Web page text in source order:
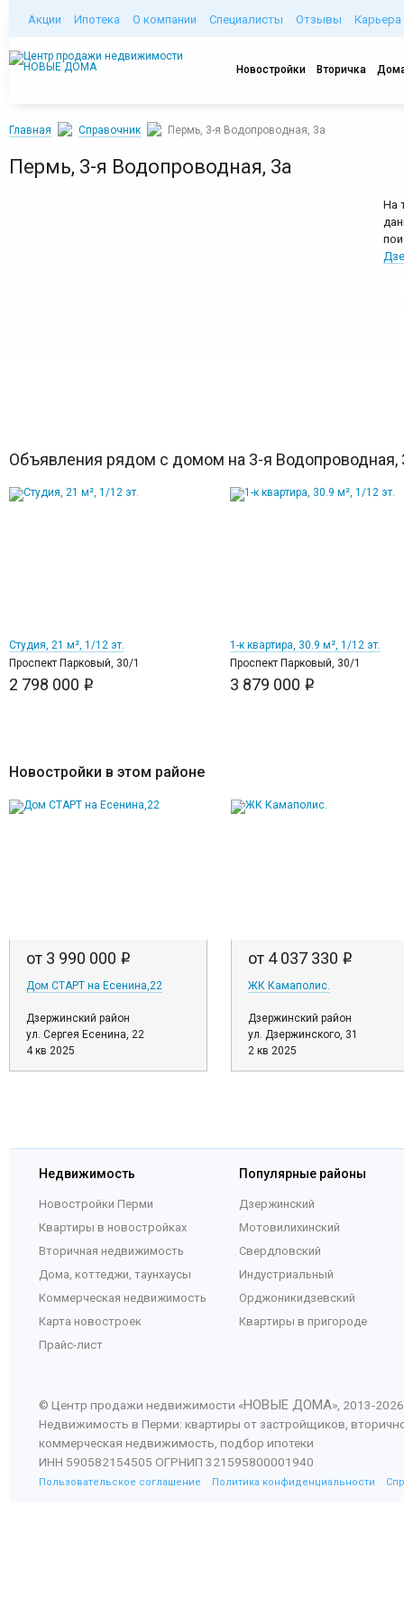
Акции Ипотека О компании Специалисты Отзывы Карьера
Новостройки Вторичка
Главная Справочник Пермь, 3-я Водопроводная, 3а
Пермь, 3-я Водопроводная, 3а
На
Объявления рядом с домом на 3-я Водопроводная,
Студия, 21 м², 1/12 эт.
Проспект Парковый, 30/1
2 798 000 i
1-к квартира, 30.9 м², 1/12 эт.
Проспект Парковый, 30/1
3 879 000 i
Новостройки в этом районе
от 3 990 000 i
Дом СТАРТ на Есенина,22
Дзержинский район
ул. Сергея Есенина, 22
4 кв 2025
от 4 037 330 i
ЖК Камаполис.
Дзержинский район
ул. Дзержинского, 31
2 кв 2025
Недвижимость
Новостройки Перми
Квартиры в новостройках
Вторичная недвижимость
Дома, коттеджи, таунхаусы
Коммерческая недвижимость
Карта новостроек
Прайс-лист
Популярные районы
Дзержинский
Мотовилихинский
Свердловский
Индустриальный
Орджоникидзевский
Квартиры в пригороде
© Центр продажи недвижимости «НОВЫЕ ДОМА», 2013-2026
Недвижимость в Перми: квартиры от застройщиков,
коммерческая недвижимость, подбор ипотеки
ИНН 590582154505 ОГРНИП 321595800001940
Пользовательское соглашение Политика конфиденциальности